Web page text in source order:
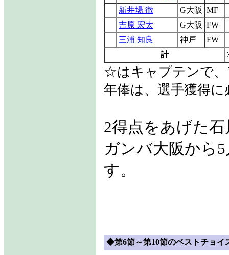
新井場 徹
G大阪 MF
吉原 宏太
G大阪 FW
三浦 知良
神戸
FW
計
☆はキャプテンで
年俸は、選手獲得
2得点をあげた
ガンバ大阪から
す。
◆第6節～第10節のベストチョ